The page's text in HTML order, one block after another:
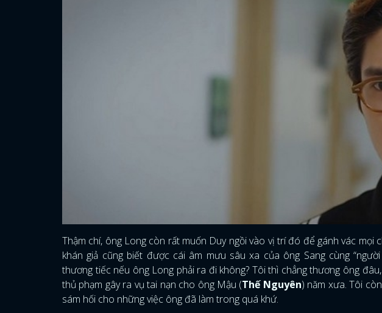
Thậm chí, ông Long còn rất muốn Duy ngồi vào vị trí đó để gánh vác mọi
khán giả cũng biết được cái âm mưu sâu xa của ông Sang cùng
thương tiếc nếu ông Long phải ra đi không? Tôi thì chẳng thương ông
thủ phạm gây ra vụ tai nạn cho ông Mậu (Thế Nguyên) năm xưa. Tôi
sám hối cho những việc ông đã làm trong quá khứ.